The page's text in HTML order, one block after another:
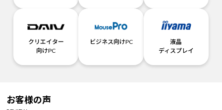
クリエイター
向けPC
ビジネス向けPC
液晶
ディスプレイ
お客様の声